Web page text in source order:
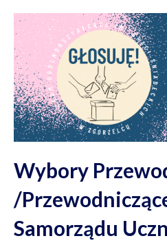
Wybory
/
Samorządu